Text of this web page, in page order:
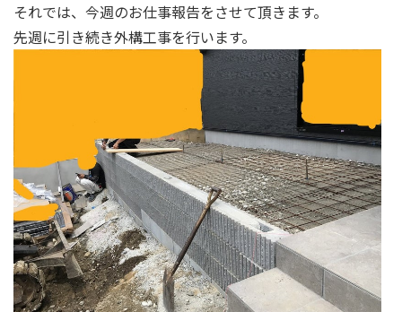
それでは、今週のお仕事報告をさせて頂きます。
先週に引き続き外構工事を行います。